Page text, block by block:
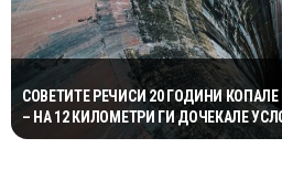
СОВЕТИТЕ РЕЧИСИ 20 ГОДИНИ
– НА 12 КИЛОМЕТРИ ГИ ДОЧЕКАЛЕ
ОЧЕКУВАЛ